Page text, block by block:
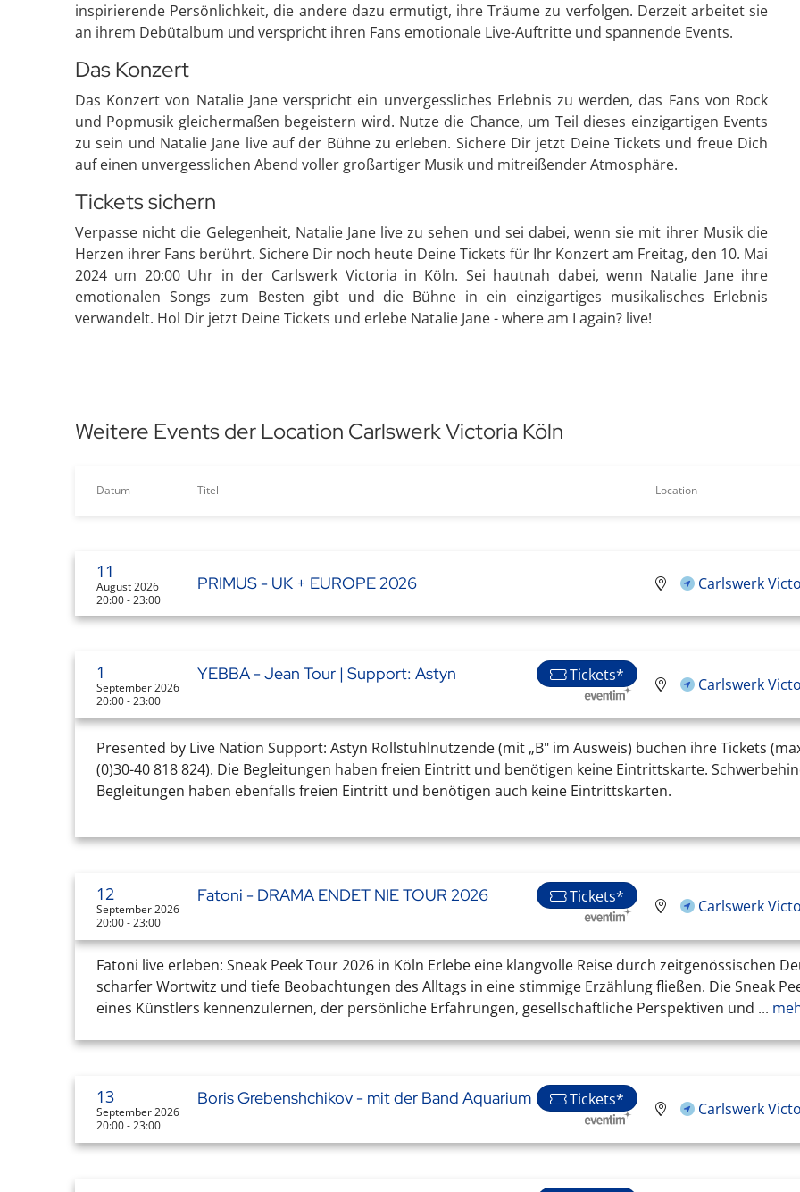
inspirierende Persönlichkeit, die andere dazu ermutigt, ihre Träume zu verfolgen. Derzeit arbeitet sie
an ihrem Debütalbum und verspricht ihren Fans emotionale Live-Auftritte und spannende Events.
Das Konzert
Das Konzert von Natalie Jane verspricht ein unvergessliches Erlebnis zu werden, das Fans von Rock
und Popmusik gleichermaßen begeistern wird. Nutze die Chance, um Teil dieses einzigartigen Events
zu sein und Natalie Jane live auf der Bühne zu erleben. Sichere Dir jetzt Deine Tickets und freue Dich
auf einen unvergesslichen Abend voller großartiger Musik und mitreißender Atmosphäre.
Tickets sichern
Verpasse nicht die Gelegenheit, Natalie Jane live zu sehen und sei dabei, wenn sie mit ihrer Musik die
Herzen ihrer Fans berührt. Sichere Dir noch heute Deine Tickets für Ihr Konzert am Freitag, den 10. Mai
2024 um 20:00 Uhr in der Carlswerk Victoria in Köln. Sei hautnah dabei, wenn Natalie Jane ihre
emotionalen Songs zum Besten gibt und die Bühne in ein einzigartiges musikalisches Erlebnis
verwandelt. Hol Dir jetzt Deine Tickets und erlebe Natalie Jane - where am I again? live!
Weitere Events der Location Carlswerk Victoria Köln
Datum Titel Location
11
August 2026
20:00 - 23:00
PRIMUS - UK + EUROPE 2026 Carlswerk
1
September 2026
20:00 - 23:00
YEBBA - Jean Tour | Support: Astyn Tickets*
Carlswerk
Presented by Live Nation Support: Astyn Rollstuhlnutzende (mit „B" im Ausweis) buchen ihre Tickets
(0)30-40 818 824). Die Begleitungen haben freien Eintritt und benötigen keine Eintrittskarte.
Begleitungen haben ebenfalls freien Eintritt und benötigen auch keine Eintrittskarten.
12
September 2026
20:00 - 23:00
Fatoni - DRAMA ENDET NIE TOUR 2026 Tickets*
Carlswerk
Fatoni live erleben: Sneak Peek Tour 2026 in Köln Erlebe eine klangvolle Reise durch zeitgenössischen
scharfer Wortwitz und tiefe Beobachtungen des Alltags in eine stimmige Erzählung fließen. Die Sneak
eines Künstlers kennenzulernen, der persönliche Erfahrungen, gesellschaftliche Perspektiven und ...
13
September 2026
20:00 - 23:00
Boris Grebenshchikov - mit der Band Aquarium Tickets*
Carlswerk